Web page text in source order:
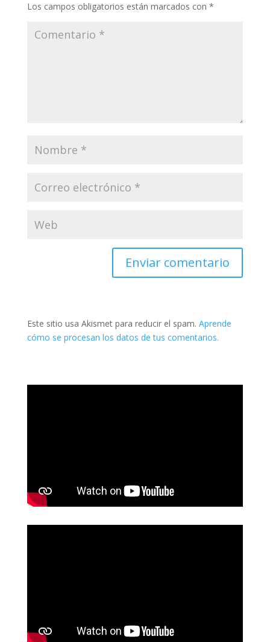
Los campos obligatorios están marcados con *
Este sitio usa Akismet para reducir el spam. Aprende
cómo se procesan los datos de tus comentarios.